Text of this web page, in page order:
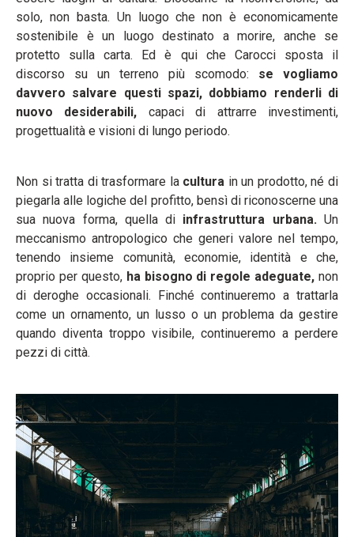
solo, non basta. Un luogo che non è economicamente
sostenibile è un luogo destinato a morire, anche se
protetto sulla carta. Ed è qui che Carocci sposta il
discorso su un terreno più scomodo: se vogliamo
davvero salvare questi spazi, dobbiamo renderli di
nuovo desiderabili, capaci di attrarre investimenti,
progettualità e visioni di lungo periodo.
Non si tratta di trasformare la cultura in un prodotto, né di
piegarla alle logiche del profitto, bensì di riconoscerne una
sua nuova forma, quella di infrastruttura urbana.Un
meccanismo antropologico che generi valore nel tempo,
tenendo insieme comunità, economie, identità e che,
proprio per questo,ha bisogno di regole adeguate, non
di deroghe occasionali. Finché continueremo a trattarla
come un ornamento, un lusso o un problema da gestire
quando diventa troppo visibile, continueremo a perdere
pezzi di città.